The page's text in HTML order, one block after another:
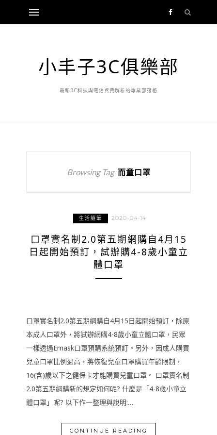
小丰子3C俱樂部
最新3C科技與電信資費解析的專業部落格
Browsing Tag 而童口罩
生活隨筆 2020-04-14
口罩實名制2.0第五期網購自4月15
日起開始預訂，試辦購4-8歲小童立
體口罩
口罩實名制2.0第五期網購自4月15日起開始預訂，除原
本成人口罩外，將試辦網購4-8歲小童立體口罩，民眾
一樣透過Emask口罩預購系統預訂。另外，因成人購買
兒童口罩比例過高，將恢復兒童口罩購買年齡限制，
16(含)歲以下之健保卡才能購買兒童口罩。 口罩實名制
2.0第五期網購新的規定如何呢? 什麼是「4-8歲小童立
體口罩」呢? 以下作一整理與說明:…
CONTINUE READING